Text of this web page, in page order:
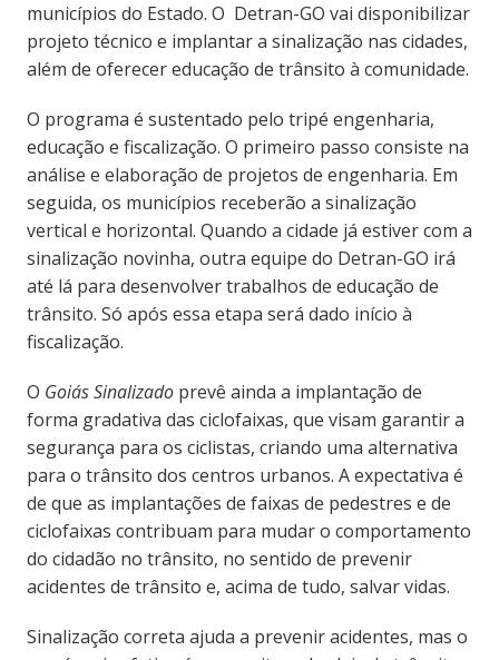
municípios do Estado. O Detran-GO vai disponibilizar
projeto técnico e implantar a sinalização nas cidades,
além de oferecer educação de trânsito à comunidade.
O programa é sustentado pelo tripé engenharia,
educação e fiscalização. O primeiro passo consiste na
análise e elaboração de projetos de engenharia. Em
seguida, os municípios receberão a sinalização
vertical e horizontal. Quando a cidade já estiver com a
sinalização novinha, outra equipe do Detran-GO irá
até lá para desenvolver trabalhos de educação de
trânsito. Só após essa etapa será dado início à
fiscalização.
O Goiás Sinalizadoprevê ainda a implantação de
forma gradativa das ciclofaixas, que visam garantir a
segurança para os ciclistas, criando uma alternativa
para o trânsito dos centros urbanos. A expectativa é
de que as implantações de faixas de pedestres e de
ciclofaixas contribuam para mudar o comportamento
do cidadão no trânsito, no sentido de prevenir
acidentes de trânsito e, acima de tudo, salvar vidas.
Sinalização correta ajuda a prevenir acidentes, mas o